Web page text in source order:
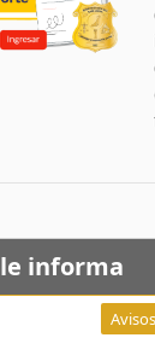
le informa